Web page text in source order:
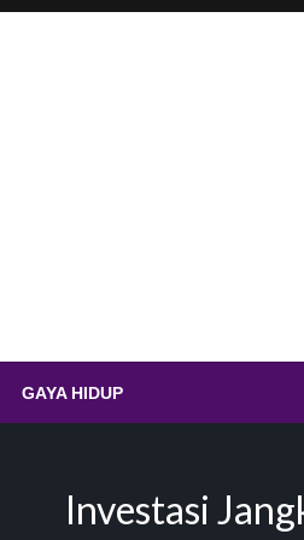
–
GAYA HIDUP
Investasi